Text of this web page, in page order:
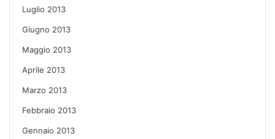
Luglio 2013
Giugno 2013
Maggio 2013
Aprile 2013
Marzo 2013
Febbraio 2013
Gennaio 2013